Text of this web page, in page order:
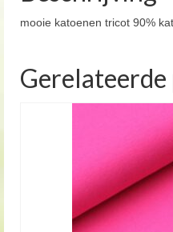
mooie katoenen tricot 90%